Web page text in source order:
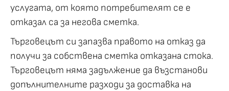
услугата, от която потребителят се е
отказал са за негова сметка.
Търговецът си запазва правото на отказ да
получи за собствена сметка отказана стока.
Търговецът няма задължение да възстанови
допълнителните разходи за доставка на